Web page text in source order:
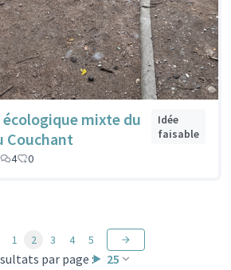
mixte du
Couchant
Idée
faisable
4 0
par page : 25
1 2 3 4 5